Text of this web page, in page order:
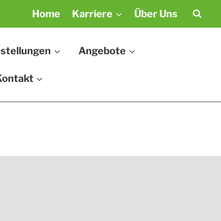
Home Karriere Über Uns
Angebote